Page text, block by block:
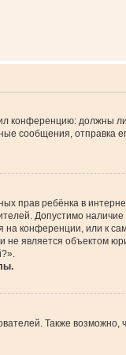
конференцию:
отправка
прав ребёнка в
Допустимо
конференции, или к
является объектом
Также